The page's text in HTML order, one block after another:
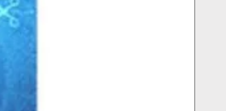
την παραγγελία σας τώρα και
προσφορές μας. Ιδανική για
χρήση, η
η ανάλογη επιβάρυνση στο σύνολο
θα είναι 2€ για όλη την Ελλάδα.